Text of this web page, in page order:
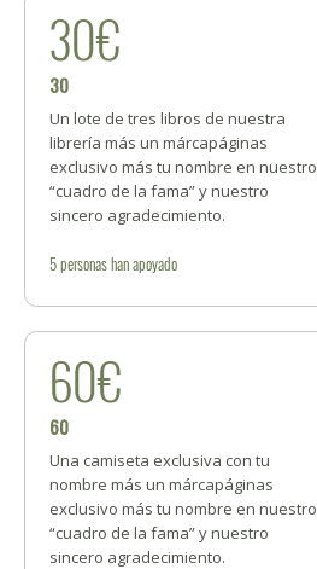
30€
30
Un lote de tres libros de nuestra
librería más un márcapáginas
exclusivo más tu nombre en nuestro
“cuadro de la fama” y nuestro
sincero agradecimiento.
5personashan apoyado
60€
60
Una camiseta exclusiva con tu
nombre más un márcapáginas
exclusivo más tu nombre en nuestro
“cuadro de la fama” y nuestro
sincero agradecimiento.